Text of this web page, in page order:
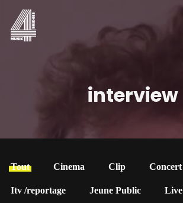
interview
Tout Cinema Clip Concert
Itv /reportage Jeune Public Live